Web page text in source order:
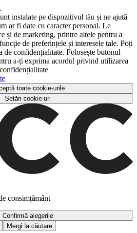
instalate pe dispozitivul tău și ne ajută
ar fi date cu caracter personal. Le
și de marketing, printre altele pentru a
de preferințele și interesele tale. Poți
de confidențialitate. Folosește butonul
a-ți exprima acordul privind utilizarea
toate cookie-urile
Setări cookie-uri
consimțământ
Confirmă alegerile
Mergi la căutare